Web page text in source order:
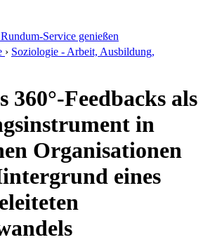
Service genießen
› Soziologie - Arbeit, Ausbildung,
360°-Feedbacks als
in
Organisationen
eines